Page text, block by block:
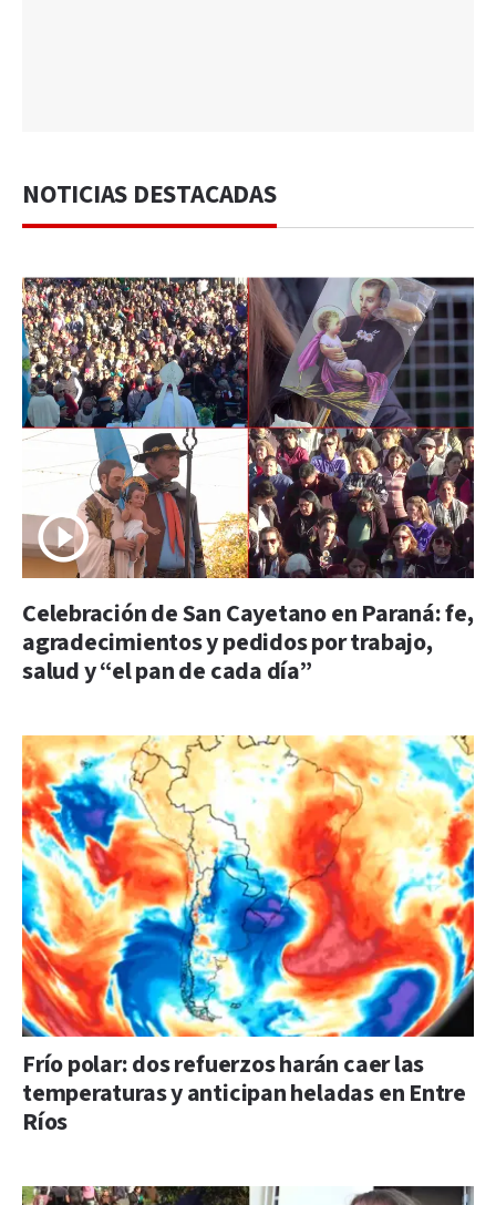
NOTICIAS DESTACADAS
Celebración de San Cayetano en Paraná: fe,
agradecimientos y pedidos por trabajo,
salud y “el pan de cada día”
Frío polar: dos refuerzos harán caer las
temperaturas y anticipan heladas en Entre
Ríos